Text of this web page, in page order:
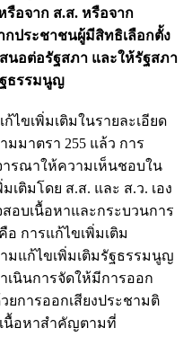
อจาก ส.ส. หรือจาก
กประชาชนผู้มีสิทธิเลือกตั้ง
นอต่อรัฐสภา และให้รัฐสภา
ธรรมนูญ
ไขเพิ่มเติมในรายละเอียด
มาตรา 255 แล้ว การ
รณาให้ความเห็นชอบใน
ติมโดย ส.ส. และ ส.ว. เอง
อบเนื้อหาและกระบวนการ
การแก้ไขเพิ่มเติม
แก้ไขเพิ่มเติมรัฐธรรมนูญ
เนินการจัดให้มีการออก
ยการออกเสียงประชามติ
นื้อหาสำคัญตามที่